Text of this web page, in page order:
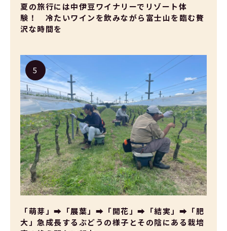
夏の旅行には中伊豆ワイナリーでリゾート体
験！ 冷たいワインを飲みながら富士山を臨む贅
沢な時間を
「萌芽」➡「展葉」➡「開花」➡「結実」➡「肥
大」急成長するぶどうの様子とその陰にある栽培